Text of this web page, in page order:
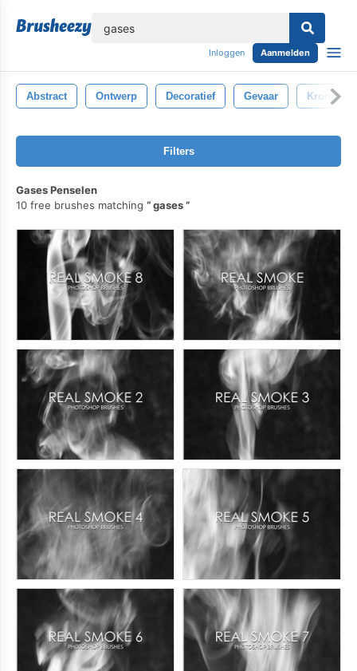
Inloggen Aanmelden
Abstract Ontwerp Decoratief Gevaar Kromme
Filters
Gases Penselen
10 free brushes matching
gases